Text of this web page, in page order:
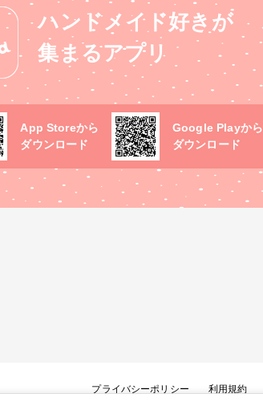
ハンドメイド好きが
集まるアプリ
App Storeから
ダウンロード
Google Playから
ダウンロード
プライバシーポリシー 利用規約